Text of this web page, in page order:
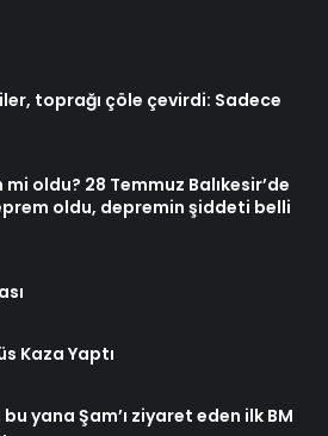
toprağı çöle çevirdi: Sadece
oldu? 28 Temmuz Balıkesir’de
oldu, depremin şiddeti belli
Kaza Yaptı
yana Şam’ı ziyaret eden ilk BM